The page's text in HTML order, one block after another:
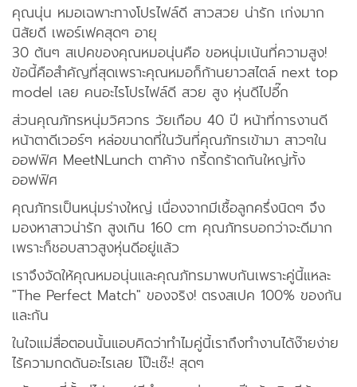
คุณนุ่น หมอเฉพาะทางโปรไฟล์ดี สาวสวย น่ารัก เก่งมาก
นิสัยดี เพอร์เฟคสุดๆ อายุ
30 ต้นๆ สเปคของคุณหมอนุ่นคือ ขอหนุ่มเน้นที่ความสูง!
ข้อนี้คือสำคัญที่สุดเพราะคุณหมอก็ก้านยาวสไตล์ next top
model เลย คนอะไรโปรไฟล์ดี สวย สูง หุ่นดีไปอี๊ก
ส่วนคุณภัทรหนุ่มวิศวกร วัยเกือบ 40 ปี หน้าที่การงานดี
หน้าตาดีเวอร์ๆ หล่อขนาดที่ในวันที่คุณภัทรเข้ามา สาวๆใน
ออฟฟิศ MeetNLunch ตาค้าง กรี้ดกร้าดกันใหญ่ทั้ง
ออฟฟิศ
คุณภัทรเป็นหนุ่มร่างใหญ่ เนื่องจากมีเชื้อลูกครึ่งนิดๆ จึง
มองหาสาวน่ารัก สูงเกิน 160 cm คุณภัทรบอกว่าจะดีมาก
เพราะก็ชอบสาวสูงหุ่นดีอยู่แล้ว
เราจึงจัดให้คุณหมอนุ่นและคุณภัทรมาพบกันเพราะคู่นี้แหละ
"The Perfect Match" ของจริง! ตรงสเปค 100% ของกัน
และกัน
ในใจแม่สื่อตอนนั้นแอบคิดว่าทำไมคู่นี้เราถึงทำงานได้ง๊ายง่าย
ไร้ความกดดันอะไรเลย โป๊ะเช๊ะ! สุดๆ